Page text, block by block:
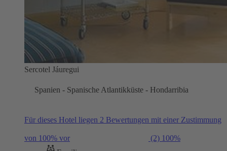
Sercotel Jáuregui
Spanien - Spanische Atlantikküste - Hondarribia
Für dieses Hotel liegen 2 Bewertungen mit einer Zustimmung
von 100% vor (2) 100%